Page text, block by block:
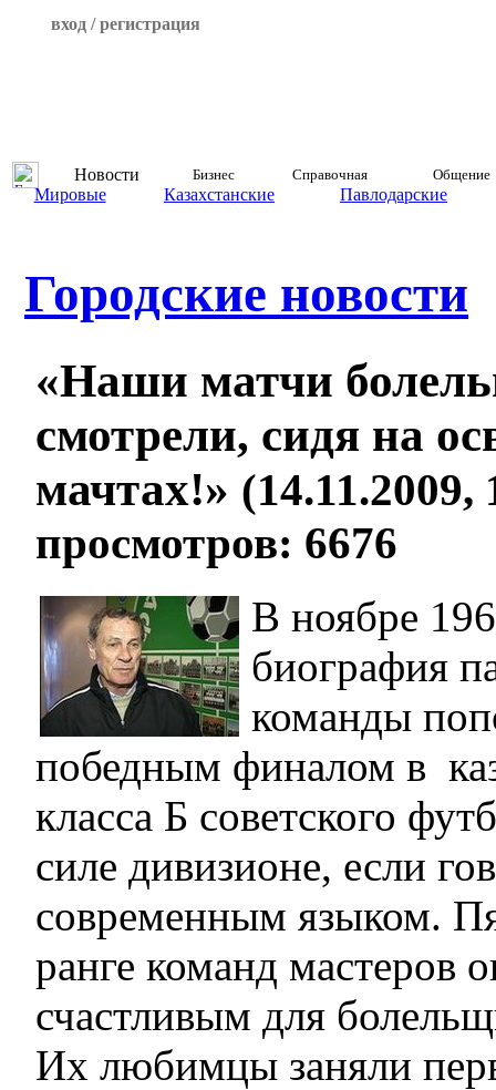
вход / регистрация
Новости Бизнес Справочная Общение
Мировые Казахстанские Павлодарские
Городские новости
«Наши матчи
смотрели, сидя на
мачтах!» (14.11.2009,
просмотров: 6676
В ноябре
биография
команды
победным финалом в
класса Б советского
силе дивизионе, если
современным языком.
ранге команд мастеров
счастливым для
Их любимцы заняли